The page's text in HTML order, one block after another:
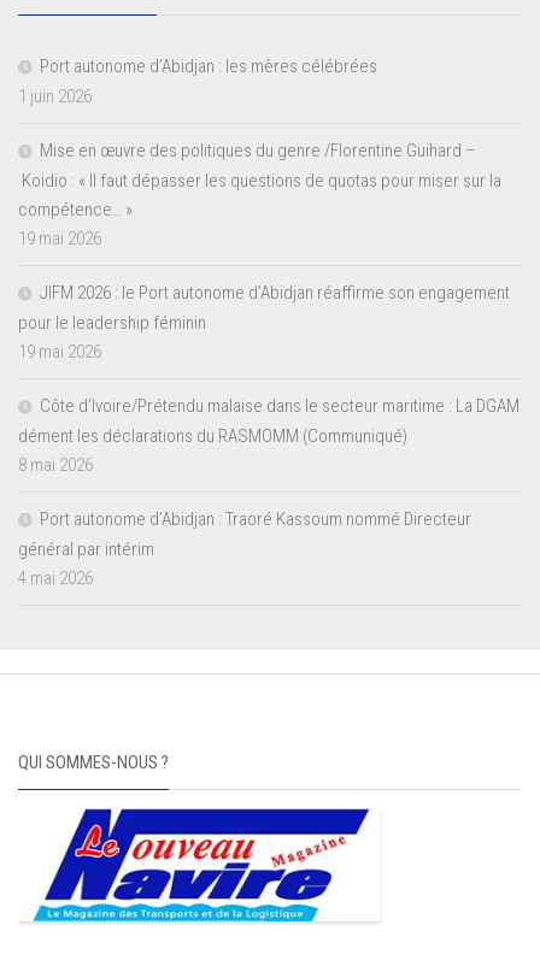
Port autonome d’Abidjan : les mères célébrées
1 juin 2026
Mise en œuvre des politiques du genre /Florentine Guihard –
Koidio : « Il faut dépasser les questions de quotas pour miser sur la
compétence… »
19 mai 2026
JIFM 2026 : le Port autonome d’Abidjan réaffirme son engagement
pour le leadership féminin
19 mai 2026
Côte d’Ivoire/Prétendu malaise dans le secteur maritime : La DGAM
dément les déclarations du RASMOMM (Communiqué)
8 mai 2026
Port autonome d’Abidjan : Traoré Kassoum nommé Directeur
général par intérim
4 mai 2026
QUI SOMMES-NOUS ?